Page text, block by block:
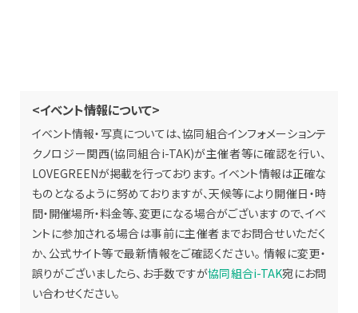
<イベント情報について>
イベント情報・写真については、協同組合インフォメーションテ
クノロジー関西(協同組合i-TAK)が主催者等に確認を行い、
LOVEGREENが掲載を行っております。 イベント情報は正確な
ものとなるように努めておりますが、天候等により開催日・時
間・開催場所・料金等、変更になる場合がございますので、イベ
ントに参加される場合は事前に主催者までお問合せいただく
か、公式サイト等で最新情報をご確認ください。 情報に変更・
誤りがございましたら、お手数ですが協同組合i-TAK宛にお問
い合わせください。